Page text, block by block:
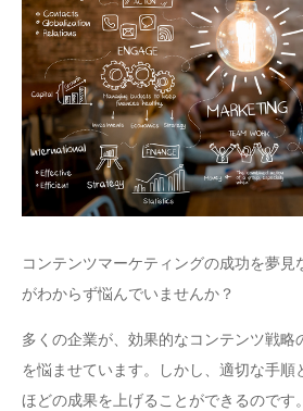
コンテンツマーケティングの成功を夢見
がわからず悩んでいませんか？
多くの企業が、効果的なコンテンツ戦略
を悩ませています。しかし、適切な手順
ほどの成果を上げることができるのです。